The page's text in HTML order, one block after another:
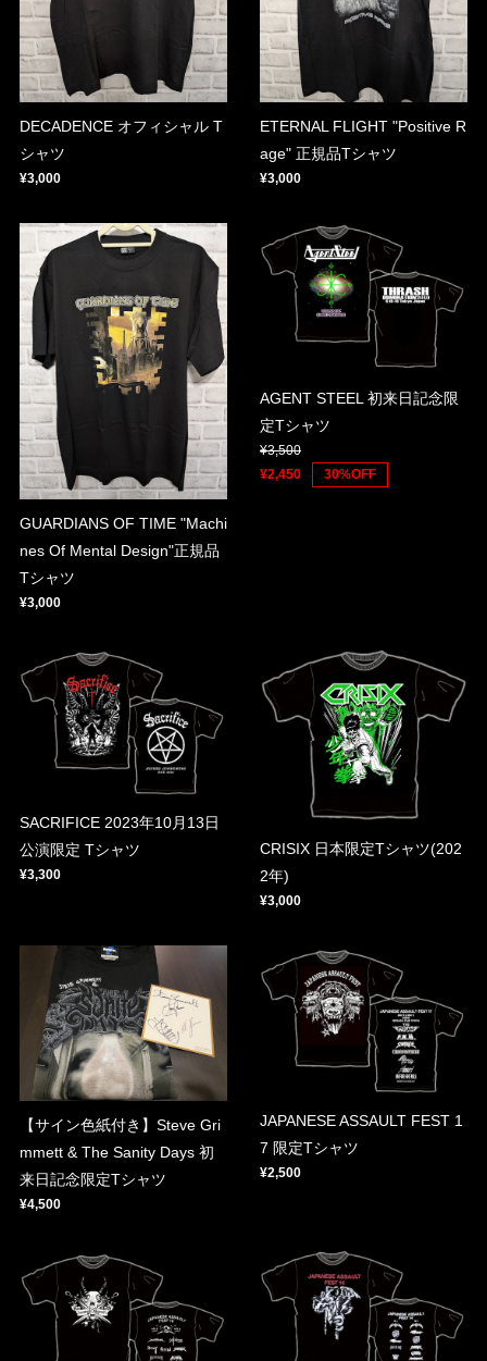
DECADENCE オフィシャル T
シャツ
¥3,000
ETERNAL FLIGHT "Positive R
age" 正規品Tシャツ
¥3,000
GUARDIANS OF TIME "Machi
nes Of Mental Design"正規品
Tシャツ
¥3,000
AGENT STEEL 初来日記念限
定Tシャツ
¥3,500
¥2,450
30%OFF
SACRIFICE 2023年10月13日
公演限定 Tシャツ
¥3,300
CRISIX 日本限定Tシャツ(202
2年)
¥3,000
【サイン色紙付き】Steve Gri
mmett & The Sanity Days 初
来日記念限定Tシャツ
¥4,500
JAPANESE ASSAULT FEST 1
7 限定Tシャツ
¥2,500